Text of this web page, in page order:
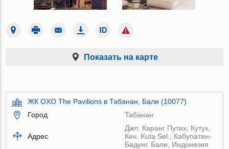
Показать на карте
ЖК OXO The Pavilions в Табанан, Бали (10077)
Город
Табанан
Адрес
Джл. Каранг Путих, Кутух,
Кеч. Kuta Sel., Кабупатен-
Бадунг, Бали, Индонезия